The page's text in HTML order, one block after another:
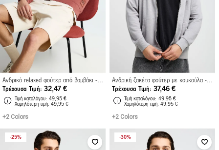
Τρέχουσα Τιμή
32,47 €
Τιμή καταλόγου
49,95 €
Xαμηλότερη τιμή 49,95 €
+2 Colors
Τρέχουσα Τιμή
37,46 €
Τιμή καταλόγου
49,95 €
Xαμηλότερη τιμή 49,95 €
+2 Colors
25% 30%